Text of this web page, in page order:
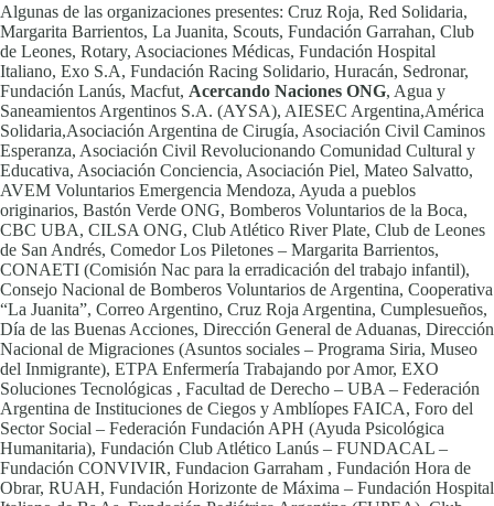
Algunas de las organizaciones presentes: Cruz Roja, Red Solidaria,
Margarita Barrientos, La Juanita, Scouts, Fundación Garrahan, Club
de Leones, Rotary, Asociaciones Médicas, Fundación Hospital
Italiano, Exo S.A, Fundación Racing Solidario, Huracán, Sedronar,
Fundación Lanús, Macfut, Acercando Naciones ONG, Agua y
Saneamientos Argentinos S.A. (AYSA), AIESEC Argentina,América
Solidaria,Asociación Argentina de Cirugía, Asociación Civil Caminos
Esperanza, Asociación Civil Revolucionando Comunidad Cultural y
Educativa, Asociación Conciencia, Asociación Piel, Mateo Salvatto,
AVEM Voluntarios Emergencia Mendoza, Ayuda a pueblos
originarios, Bastón Verde ONG, Bomberos Voluntarios de la Boca,
CBC UBA, CILSA ONG, Club Atlético River Plate, Club de Leones
de San Andrés, Comedor Los Piletones – Margarita Barrientos,
CONAETI (Comisión Nac para la erradicación del trabajo infantil),
Consejo Nacional de Bomberos Voluntarios de Argentina, Cooperativa
“La Juanita”, Correo Argentino, Cruz Roja Argentina, Cumplesueños,
Día de las Buenas Acciones, Dirección General de Aduanas, Dirección
Nacional de Migraciones (Asuntos sociales – Programa Siria, Museo
del Inmigrante), ETPA Enfermería Trabajando por Amor, EXO
Soluciones Tecnológicas , Facultad de Derecho – UBA – Federación
Argentina de Instituciones de Ciegos y Amblíopes FAICA, Foro del
Sector Social – Federación Fundación APH (Ayuda Psicológica
Humanitaria), Fundación Club Atlético Lanús – FUNDACAL –
Fundación CONVIVIR, Fundacion Garraham , Fundación Hora de
Obrar, RUAH, Fundación Horizonte de Máxima – Fundación Hospital